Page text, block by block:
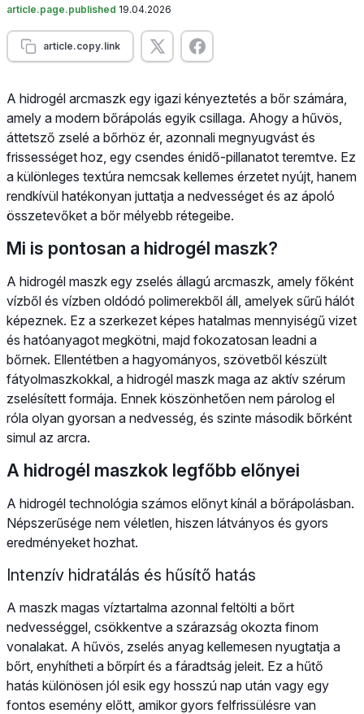
article.page.published 19.04.2026
article.copy.link
A hidrogél arcmaszk egy igazi kényeztetés a bőr számára,
amely a modern bőrápolás egyik csillaga. Ahogy a hűvös,
áttetsző zselé a bőrhöz ér, azonnali megnyugvást és
frissességet hoz, egy csendes énidő-pillanatot teremtve. Ez
a különleges textúra nemcsak kellemes érzetet nyújt, hanem
rendkívül hatékonyan juttatja a nedvességet és az ápoló
összetevőket a bőr mélyebb rétegeibe.
Mi is pontosan a hidrogél maszk?
A hidrogél maszk egy zselés állagú arcmaszk, amely főként
vízből és vízben oldódó polimerekből áll, amelyek sűrű hálót
képeznek. Ez a szerkezet képes hatalmas mennyiségű vizet
és hatóanyagot megkötni, majd fokozatosan leadni a
bőrnek. Ellentétben a hagyományos, szövetből készült
fátyolmaszkokkal, a hidrogél maszk maga az aktív szérum
zselésített formája. Ennek köszönhetően nem párolog el
róla olyan gyorsan a nedvesség, és szinte második bőrként
simul az arcra.
A hidrogél maszkok legfőbb előnyei
A hidrogél technológia számos előnyt kínál a bőrápolásban.
Népszerűsége nem véletlen, hiszen látványos és gyors
eredményeket hozhat.
Intenzív hidratálás és hűsítő hatás
A maszk magas víztartalma azonnal feltölti a bőrt
nedvességgel, csökkentve a szárazság okozta finom
vonalakat. A hűvös, zselés anyag kellemesen nyugtatja a
bőrt, enyhítheti a bőrpírt és a fáradtság jeleit. Ez a hűtő
hatás különösen jól esik egy hosszú nap után vagy egy
fontos esemény előtt, amikor gyors felfrissülésre van